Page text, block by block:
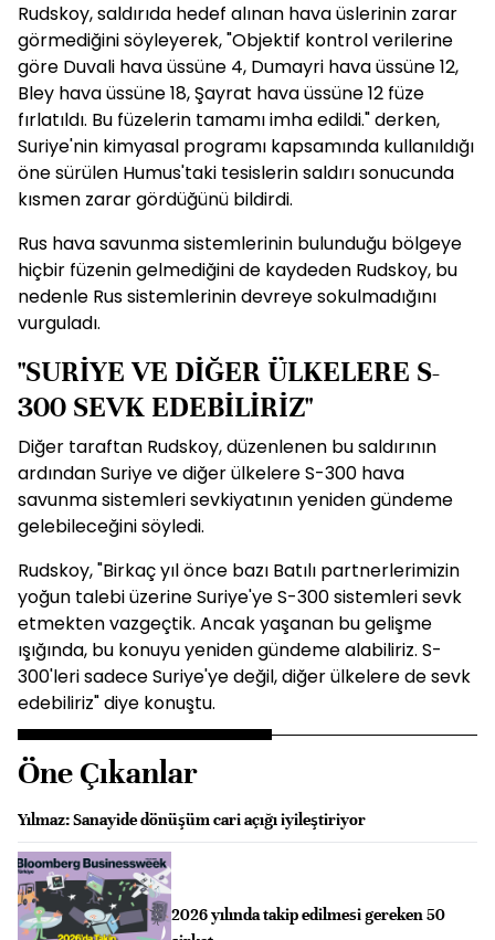
Rudskoy, saldırıda hedef alınan hava üslerinin zarar
görmediğini söyleyerek, "Objektif kontrol verilerine
göre Duvali hava üssüne 4, Dumayri hava üssüne 12,
Bley hava üssüne 18, Şayrat hava üssüne 12 füze
fırlatıldı. Bu füzelerin tamamı imha edildi." derken,
Suriye'nin kimyasal programı kapsamında kullanıldığı
öne sürülen Humus'taki tesislerin saldırı sonucunda
kısmen zarar gördüğünü bildirdi.
Rus hava savunma sistemlerinin bulunduğu bölgeye
hiçbir füzenin gelmediğini de kaydeden Rudskoy, bu
nedenle Rus sistemlerinin devreye sokulmadığını
vurguladı.
"SURİYE VE DİĞER ÜLKELERE S-
300 SEVK EDEBİLİRİZ"
Diğer taraftan Rudskoy, düzenlenen bu saldırının
ardından Suriye ve diğer ülkelere S-300 hava
savunma sistemleri sevkiyatının yeniden gündeme
gelebileceğini söyledi.
Rudskoy, "Birkaç yıl önce bazı Batılı partnerlerimizin
yoğun talebi üzerine Suriye'ye S-300 sistemleri sevk
etmekten vazgeçtik. Ancak yaşanan bu gelişme
ışığında, bu konuyu yeniden gündeme alabiliriz. S-
300'leri sadece Suriye'ye değil, diğer ülkelere de sevk
edebiliriz" diye konuştu.
Öne Çıkanlar
Yılmaz: Sanayide dönüşüm cari açığı iyileştiriyor
2026 yılında takip edilmesi gereken 50